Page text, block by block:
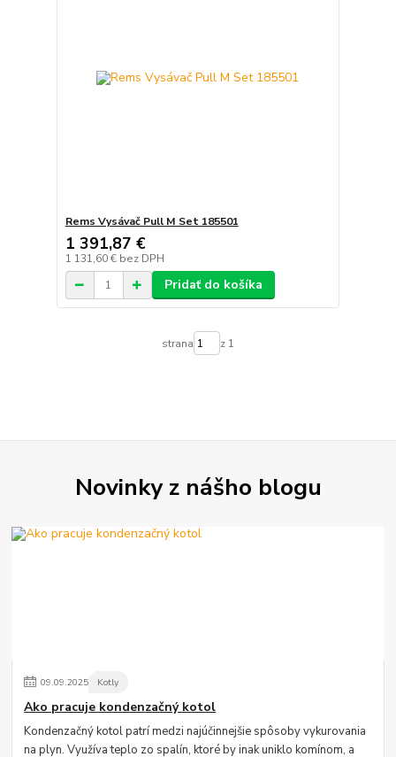
Rems Vysávač Pull M Set 185501
1 391,87 €
1 131,60 € bez DPH
Pridať do košíka
strana z 1
Novinky z nášho blogu
09.09.2025 Kotly
Ako pracuje kondenzačný kotol
Kondenzačný kotol patrí medzi najúčinnejšie spôsoby vykurovania
na plyn. Využíva teplo zo spalín, ktoré by inak uniklo komínom, a